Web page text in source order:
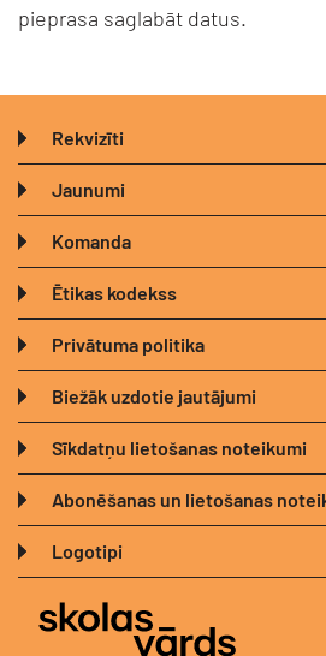
pieprasa saglabāt datus.
Rekvizīti
Jaunumi
Komanda
Ētikas kodekss
Privātuma politika
Biežāk uzdotie jautājumi
Sīkdatņu lietošanas noteikumi
Abonēšanas un lietošanas
Logotipi